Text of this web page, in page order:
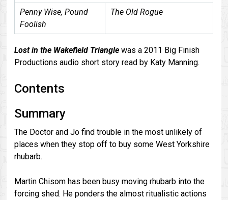
Penny Wise, Pound
Foolish
The Old Rogue
Lost in the Wakefield Triangle was a 2011 Big Finish
Productions audio short story read by Katy Manning.
Contents
Summary
The Doctor and Jo find trouble in the most unlikely of
places when they stop off to buy some West Yorkshire
rhubarb.
Martin Chisom has been busy moving rhubarb into the
forcing shed. He ponders the almost ritualistic actions